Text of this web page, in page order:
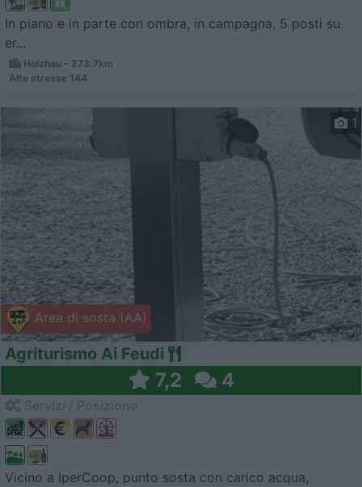
In piano e in parte con ombra, in campagna, 5 posti su
er...
Holzhau - 273.7km
Alte strasse 144
Area di sosta (AA)
1
Agriturismo Ai Feudi
7,2 4
Vicino a IperCoop, punto sosta con carico acqua,